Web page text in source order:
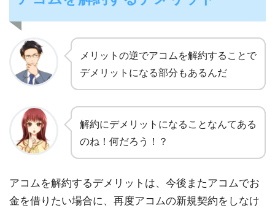
メリットの逆でアコムを解約することで
デメリットになる部分もあるんだ
解約にデメリットになることなんてある
のね！何だろう！？
アコムを解約するデメリットは、今後またアコムでお
金を借りたい場合に、再度アコムの新規契約をしなけ